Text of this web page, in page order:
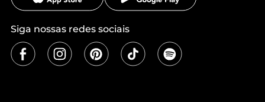
Siga nossas redes sociais